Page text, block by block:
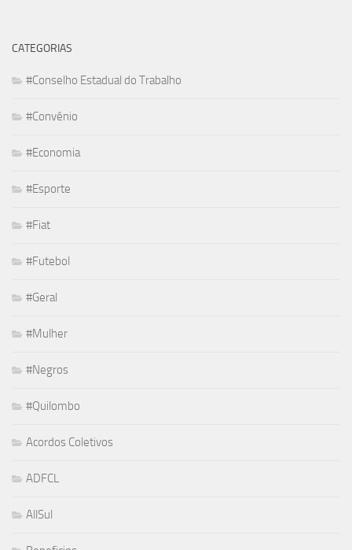
CATEGORIAS
#Conselho Estadual do Trabalho
#Convênio
#Economia
#Esporte
#Fiat
#Futebol
#Geral
#Mulher
#Negros
#Quilombo
Acordos Coletivos
ADFCL
AllSul